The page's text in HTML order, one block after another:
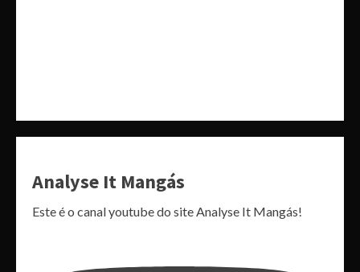
Analyse It Mangás
Este é o canal youtube do site Analyse It Mangás!